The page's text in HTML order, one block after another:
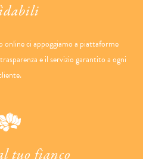
online ci appoggiamo a piattaforme
e il servizio garantito a ogni